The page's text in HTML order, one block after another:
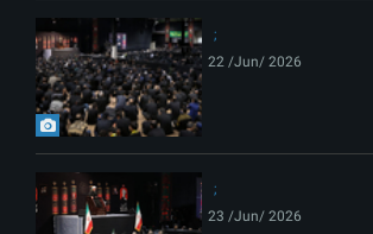
22 /Jun/ 2026
23 /Jun/ 2026